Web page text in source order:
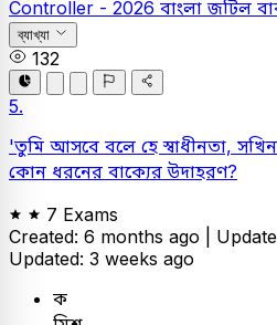
Controller - 2026 বাংলাজটিল
ব্যাখ্যা
132
5.
'তুমি আসবে বলে হে স্বাধীনতা,
কোন ধরনের বাক্যের উদাহরণ?
7 Exams
Created: 6 months ago |
Updated: 3 weeks ago
ক